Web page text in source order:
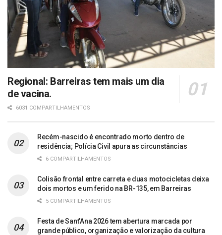
Regional: Barreiras tem mais um dia
de vacina.
6031 COMPARTILHAMENTOS
Recém-nascido é encontrado morto dentro de
residência; Polícia Civil apura as circunstâncias
6 COMPARTILHAMENTOS
Colisão frontal entre carreta e duas motocicletas deixa
dois mortos e um ferido na BR-135, em Barreiras
5 COMPARTILHAMENTOS
Festa de Sant’Ana 2026 tem abertura marcada por
grande público, organização e valorização da cultura